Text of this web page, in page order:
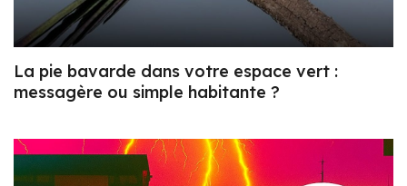
La pie bavarde dans votre espace vert :
messagère ou simple habitante ?